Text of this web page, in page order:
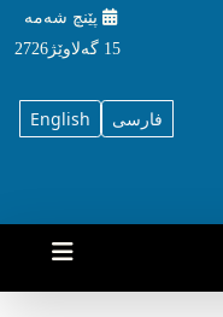
پێنچ شه‌مه‌
15 گه‌لاوێژ2726
English فارسی